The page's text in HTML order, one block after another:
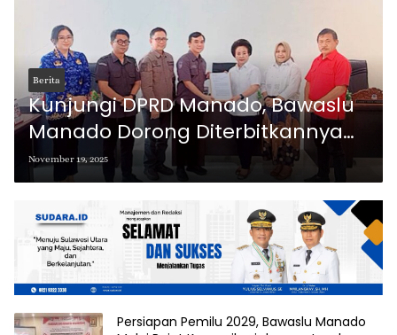
Berita
Kunjungi DPRD Manado, Bawaslu
Manado Dorong Diterbitkannya
Perda Kampanye Ramah
Lingkungan
November 19, 2025
Persiapan Pemilu 2029, Bawaslu Manado